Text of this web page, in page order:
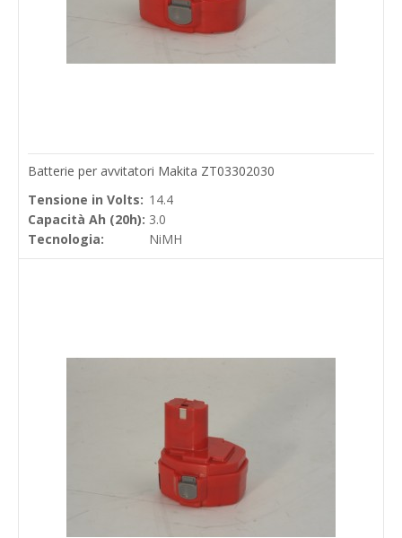
Batterie per avvitatori Makita ZT03302030
Tensione in Volts: 14.4
Capacità Ah (20h): 3.0
Tecnologia:
NiMH